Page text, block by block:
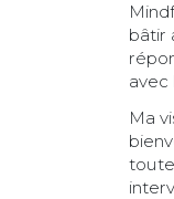
bâtir
avec
Ma